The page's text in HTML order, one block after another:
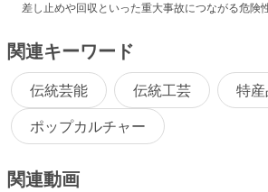
差し止めや回収といった重大事故につながる危険
関連キーワード
伝統芸能 伝統工芸
特産
ポップカルチャー
関連動画